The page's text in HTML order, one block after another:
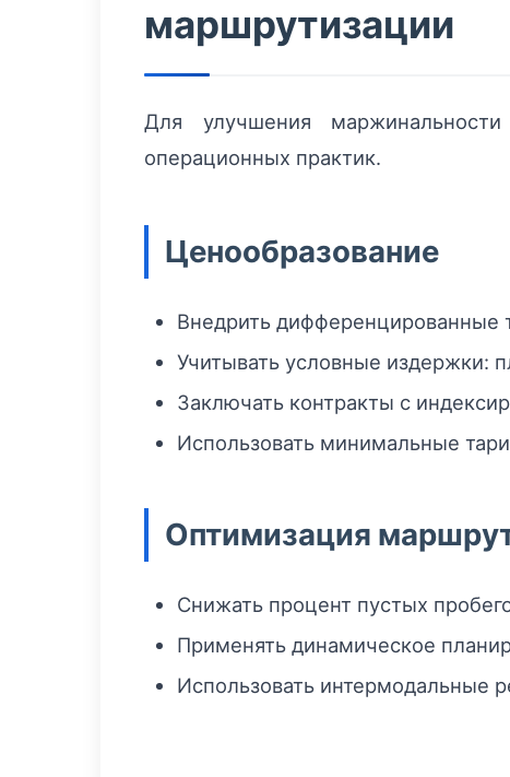
маршрутизации
Для улучшения
операционных практик.
Ценообразование
Внедрить дифференцированные
Учитывать условные издержки:
Заключать контракты с
Использовать минимальные
Оптимизация
Снижать процент пустых
Применять динамическое
Использовать интермодальные